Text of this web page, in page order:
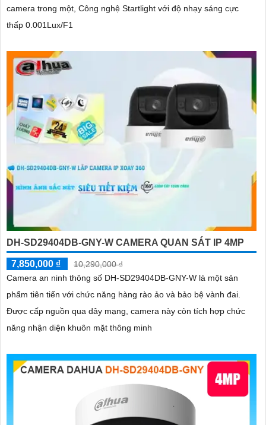
camera trong một, Công nghệ Startlight với độ nhạy sáng cực
thấp 0.001Lux/F1
DH-SD29404DB-GNY-W CAMERA QUAN SÁT IP 4MP
7,850,000 ₫
10,290,000 ₫
Camera an ninh thông số DH-SD29404DB-GNY-W là một sản
phẩm tiên tiến với chức năng hàng rào ảo và bảo bệ vành đai.
Được cấp nguồn qua dây mạng, camera này còn tích hợp chức
năng nhận diện khuôn mặt thông minh